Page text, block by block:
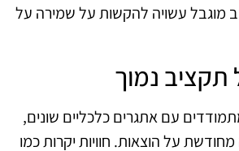
מוגבל עשויה להקשות על שמירה על
נמוך
רבים מתמודדים עם אתגרים כלכליים שונים,
על הוצאות. חוויות יקרות כמו